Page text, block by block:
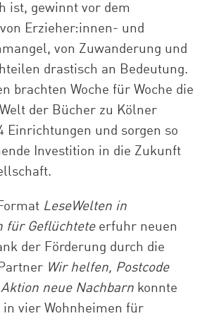
ist, gewinnt vor dem
Erzieher:innen- und
von Zuwanderung und
drastisch an Bedeutung.
brachten Woche für Woche die
der Bücher zu Kölner
Einrichtungen und sorgen so
Investition in die Zukunft
LeseWelten in
für Geflüchteteerfuhr neuen
der Förderung durch die
Wir helfen, Postcode
Aktion neue Nachbarn konnte
vier Wohnheimen für